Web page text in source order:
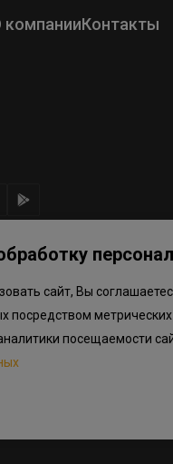
компанииКонтакты
средств
Окле
Правила
не является публичной
ознакомительный
сайт, Вы
посредством
посещаемости